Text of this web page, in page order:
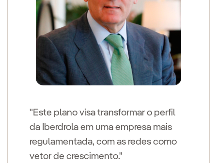
"Este plano visa transformar o perfil
da Iberdrola em uma empresa mais
regulamentada, com as redes como
vetor de crescimento."